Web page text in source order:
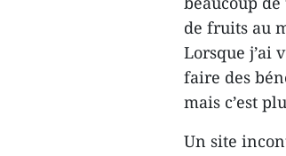
de fruits au
Lorsque j’ai
faire des
mais c’est
Un site